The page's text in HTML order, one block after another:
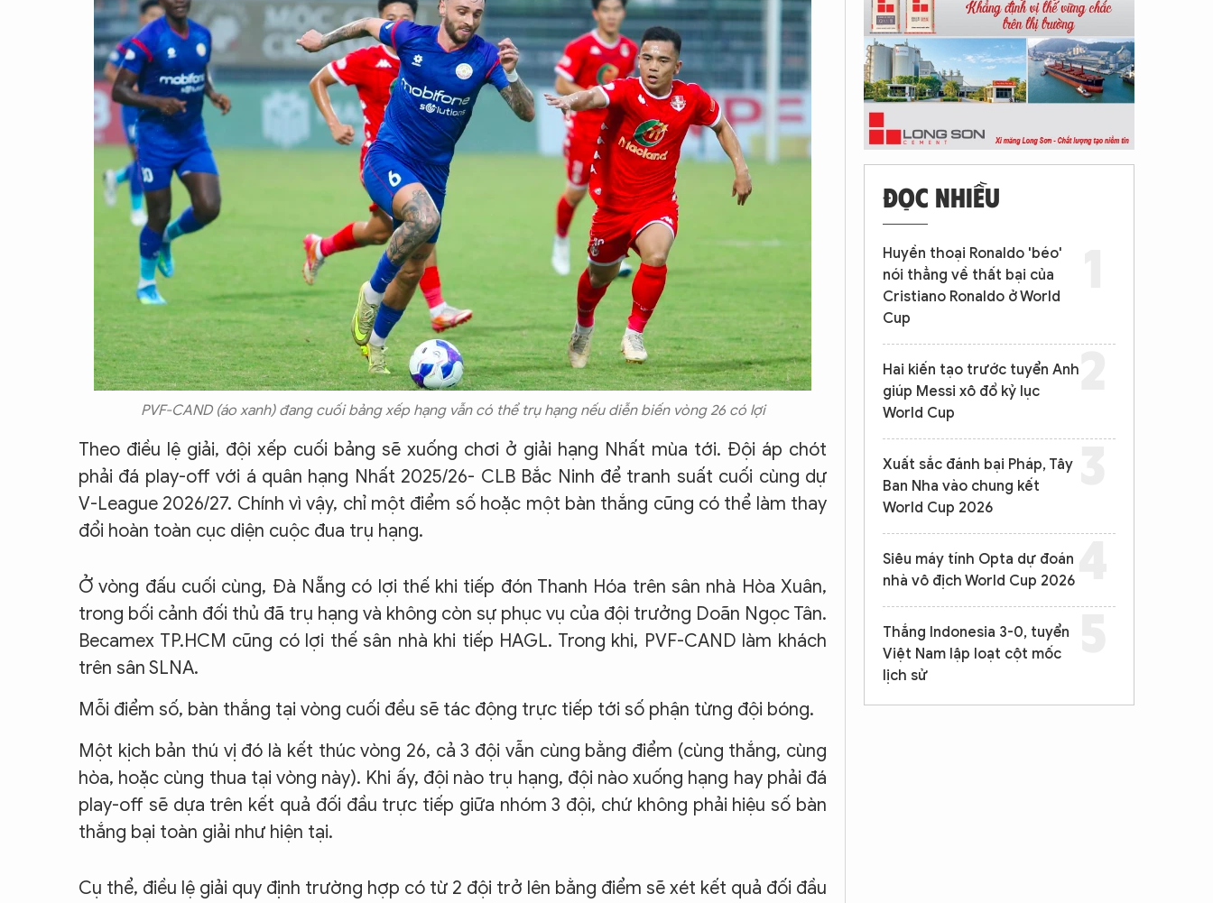
PVF-CAND (áo xanh) đang cuối bảng xếp hạng vẫn có thể trụ hạng nếu diễn biến vòng 26 có lợi
Theo điều lệ giải, đội xếp cuối bảng sẽ xuống chơi ở giải hạng Nhất mùa tới. Đội áp chót
phải đá play-off với á quân hạng Nhất 2025/26- CLB Bắc Ninh để tranh suất cuối cùng dự
V-League 2026/27. Chính vì vậy, chỉ một điểm số hoặc một bàn thắng cũng có thể làm thay
đổi hoàn toàn cục diện cuộc đua trụ hạng.
Ở vòng đấu cuối cùng, Đà Nẵng có lợi thế khi tiếp đón Thanh Hóa trên sân nhà Hòa Xuân,
trong bối cảnh đối thủ đã trụ hạng và không còn sự phục vụ của đội trưởng Doãn Ngọc Tân.
Becamex TP.HCM cũng có lợi thế sân nhà khi tiếp HAGL. Trong khi, PVF-CAND làm khách
trên sân SLNA.
Mỗi điểm số, bàn thắng tại vòng cuối đều sẽ tác động trực tiếp tới số phận từng đội bóng.
Một kịch bản thú vị đó là kết thúc vòng 26, cả 3 đội vẫn cùng bằng điểm (cùng thắng, cùng
hòa, hoặc cùng thua tại vòng này). Khi ấy, đội nào trụ hạng, đội nào xuống hạng hay phải đá
play-off sẽ dựa trên kết quả đối đầu trực tiếp giữa nhóm 3 đội, chứ không phải hiệu số bàn
thắng bại toàn giải như hiện tại.
Cụ thể, điều lệ giải quy định trường hợp có từ 2 đội trở lên bằng điểm sẽ xét kết quả đối đầu
ĐỌC NHIỀU
Huyền thoại Ronaldo 'béo'
nói thẳng về thất bại của
Cristiano Ronaldo ở World
Cup
Hai kiến tạo trước tuyển Anh
giúp Messi xô đổ kỷ lục
World Cup
Xuất sắc đánh bại Pháp, Tây
Ban Nha vào chung kết
World Cup 2026
Siêu máy tính Opta dự đoán
nhà vô địch World Cup 2026
Thắng Indonesia 3-0, tuyển
Việt Nam lập loạt cột mốc
lịch sử